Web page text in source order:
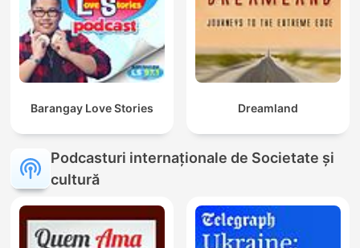
Barangay Love Stories Dreamland
Podcasturi internaționale de Societate și
cultură